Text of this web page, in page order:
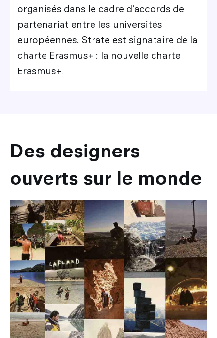
organisés dans le cadre d’accords de
partenariat entre les universités
européennes. Strate est signataire de la
charte Erasmus+ : la nouvelle charte
Erasmus+.
Des designers
ouverts sur le monde